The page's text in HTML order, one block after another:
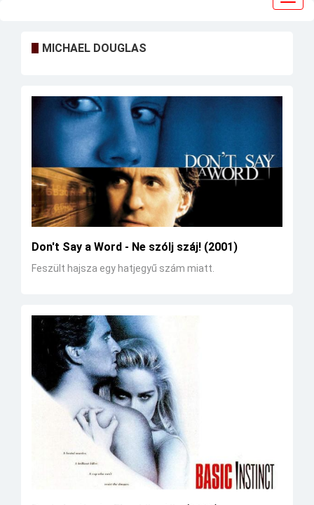
MICHAEL DOUGLAS
Don't Say a Word - Ne szólj száj! (2001)
Feszült hajsza egy hatjegyű szám miatt.